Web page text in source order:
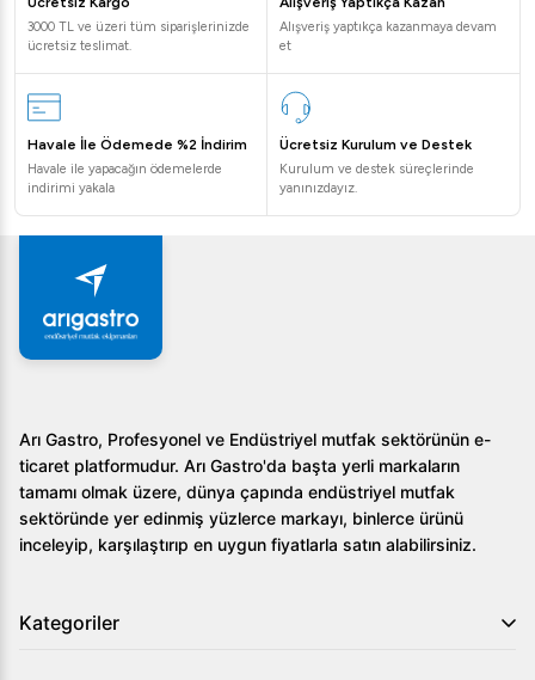
3000 TL ve üzeri tüm siparişlerinizde
ücretsiz teslimat.
Alışveriş yaptıkça kazanmaya devam
et
Havale İle Ödemede %2 İndirim
Havale ile yapacağın ödemelerde
indirimi yakala
Ücretsiz Kurulum ve Destek
Kurulum ve destek süreçlerinde
yanınızdayız.
Arı Gastro, Profesyonel ve Endüstriyel mutfak sektörünün e-
ticaret platformudur. Arı Gastro'da başta yerli markaların
tamamı olmak üzere, dünya çapında endüstriyel mutfak
sektöründe yer edinmiş yüzlerce markayı, binlerce ürünü
inceleyip, karşılaştırıp en uygun fiyatlarla satın alabilirsiniz.
Kategoriler